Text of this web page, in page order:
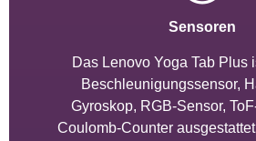
Sensoren
Das Lenovo Yoga Tab Plus
Beschleunigungssensor,
Gyroskop, RGB-Sensor,
Coulomb-Counter